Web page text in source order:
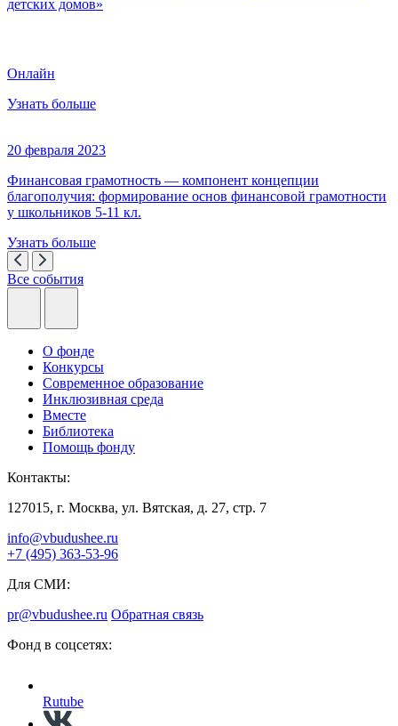
детских домов»
Онлайн
Узнать больше
20 февраля 2023
Финансовая грамотность — компонент концепции
благополучия: формирование основ финансовой грамотности
у школьников 5-11 кл.
Узнать больше
Все события
О фонде
Конкурсы
Современное образование
Инклюзивная среда
Вместе
Библиотека
Помощь фонду
Контакты:
127015, г. Москва, ул. Вятская, д. 27, стр. 7
info@vbudushee.ru
+7 (495) 363-53-96
Для СМИ:
pr@vbudushee.ru Обратная связь
Фонд в соцсетях:
Rutube